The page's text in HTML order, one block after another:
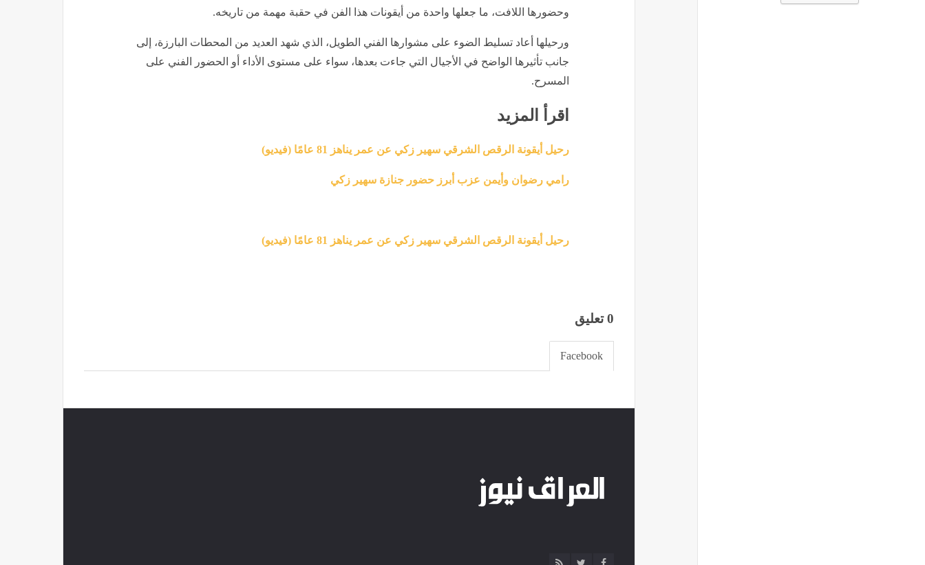
وحضورها اللافت، ما جعلها واحدة من أيقونات هذا الفن في حقبة مهمة من تاريخه.
ورحيلها أعاد تسليط الضوء على مشوارها الفني الطويل، الذي شهد العديد من المحطات البارزة، إلى
جانب تأثيرها الواضح في الأجيال التي جاءت بعدها، سواء على مستوى الأداء أو الحضور الفني على
المسرح.
اقرأ المزيد
رحيل أيقونة الرقص الشرقي سهير زكي عن عمر يناهز 81 عامًا (فيديو)
رامي رضوان وأيمن عزب أبرز حضور جنازة سهير زكي
رحيل أيقونة الرقص الشرقي سهير زكي عن عمر يناهز 81 عامًا (فيديو)
0 تعليق
Facebook